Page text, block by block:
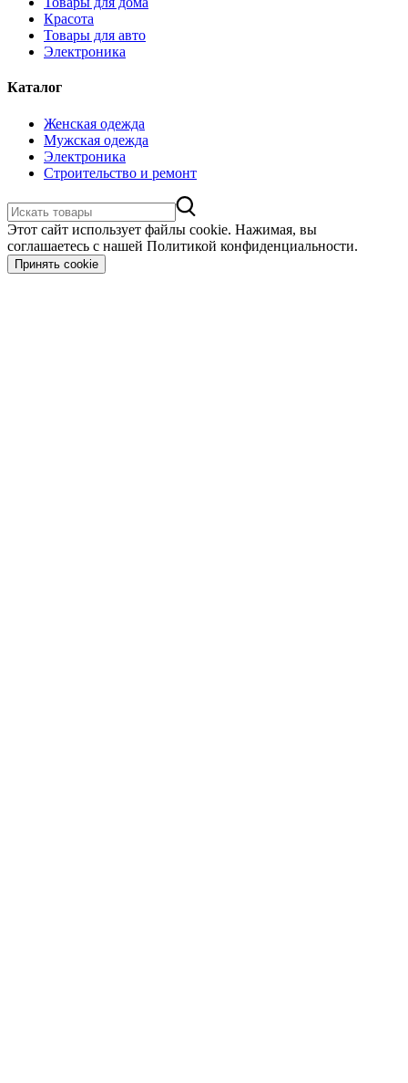
Красота
Товары для авто
Электроника
Каталог
Женская одежда
Мужская одежда
Электроника
Строительство и ремонт
Этот сайт использует файлы cookie. Нажимая, вы
соглашаетесь с нашей Политикой конфиденциальности.
Принять cookie